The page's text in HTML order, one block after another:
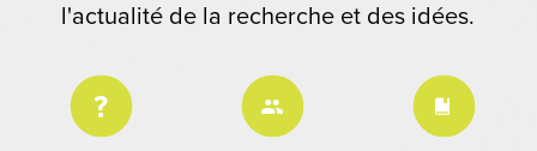
l'actualité de la recherche et des idées.